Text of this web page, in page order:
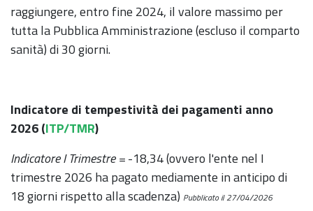
raggiungere, entro fine 2024, il valore massimo per
tutta la Pubblica Amministrazione (escluso il comparto
sanità) di 30 giorni.
Indicatore di tempestività dei pagamenti anno
2026 (ITP/TMR)
Indicatore I Trimestre =-18,34 (ovvero l'ente nel I
trimestre 2026 ha pagato mediamente in anticipo di
18 giorni rispetto alla scadenza) Pubblicato il 27/04/2026